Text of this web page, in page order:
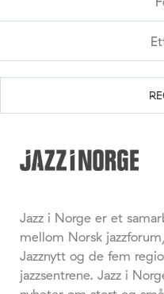
Jazz i Norge er et
mellom Norsk
Jazznytt og de fem
jazzsentrene. Jazz i